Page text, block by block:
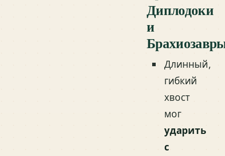
Диплодоки
и
Длинный,
гибкий
хвост
мог
ударить
с